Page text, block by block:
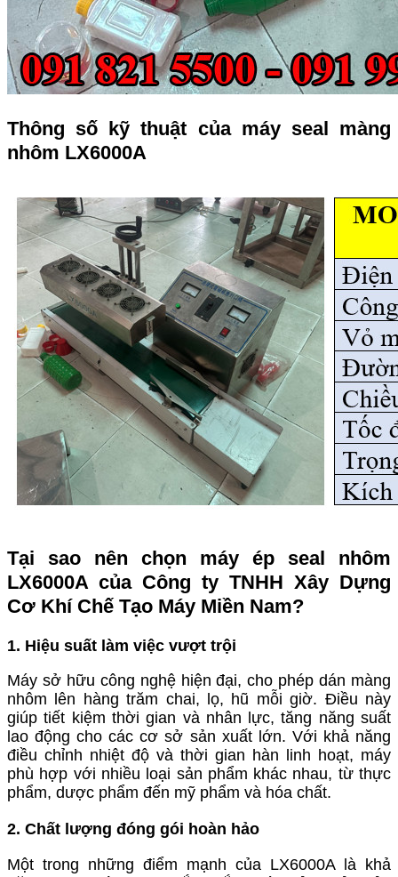
Thông số kỹ thuật của máy seal màng
nhôm LX6000A
Tại sao nên chọn máy ép seal nhôm
LX6000A của Công ty TNHH Xây Dựng
Cơ Khí Chế Tạo Máy Miền Nam?
1. Hiệu suất làm việc vượt trội
Máy sở hữu công nghệ hiện đại, cho phép dán màng
nhôm lên hàng trăm chai, lọ, hũ mỗi giờ. Điều này
giúp tiết kiệm thời gian và nhân lực, tăng năng suất
lao động cho các cơ sở sản xuất lớn. Với khả năng
điều chỉnh nhiệt độ và thời gian hàn linh hoạt, máy
phù hợp với nhiều loại sản phẩm khác nhau, từ thực
phẩm, dược phẩm đến mỹ phẩm và hóa chất.
2. Chất lượng đóng gói hoàn hảo
Một trong những điểm mạnh của LX6000A là khả